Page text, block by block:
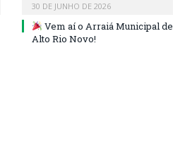
30 DE JUNHO DE 2026
Vem aí o Arraiá Municipal de
Alto Rio Novo!